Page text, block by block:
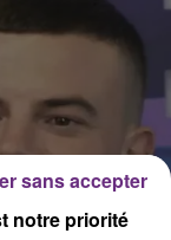
notre priorité
sans accepter